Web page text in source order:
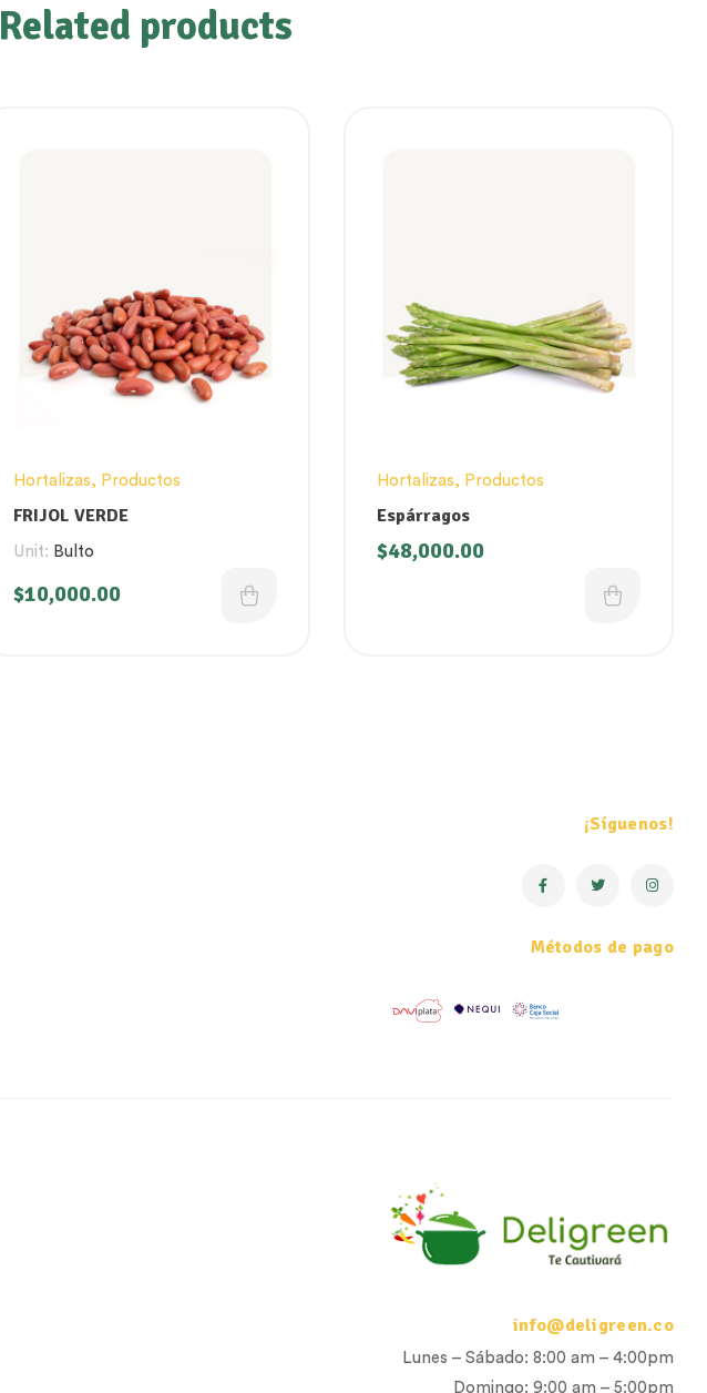
Related products
Hortalizas, Productos
FRIJOL VERDE
Unit: Bulto
$10,000.00
Hortalizas, Productos
Espárragos
$48,000.00
¡Síguenos!
Métodos de pago
info@deligreen.co
Lunes – Sábado: 8:00 am – 4:00pm
Domingo: 9:00 am – 5:00pm